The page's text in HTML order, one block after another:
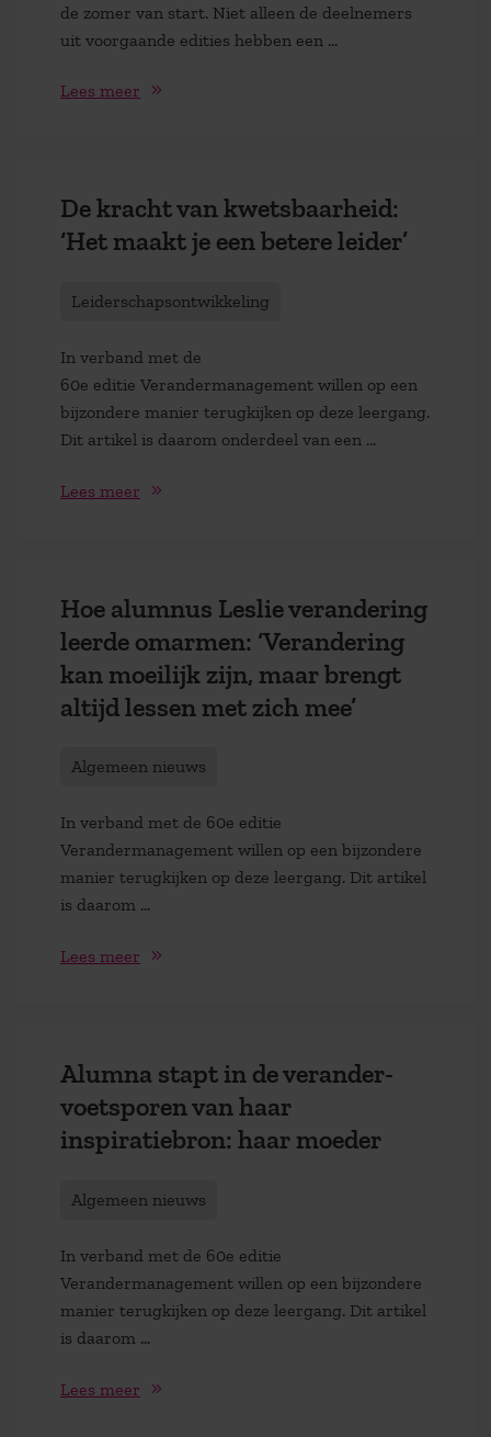
de zomer van start. Niet alleen de deelnemers
uit voorgaande edities hebben een …
Lees meer
De kracht van kwetsbaarheid:
‘Het maakt je een betere leider’
Leiderschapsontwikkeling
In verband met de
60e editie Verandermanagement willen op een
bijzondere manier terugkijken op deze leergang.
Dit artikel is daarom onderdeel van een …
Lees meer
Hoe alumnus Leslie verandering
leerde omarmen: ‘Verandering
kan moeilijk zijn, maar brengt
altijd lessen met zich mee’
Algemeen nieuws
In verband met de 60e editie
Verandermanagement willen op een bijzondere
manier terugkijken op deze leergang. Dit artikel
is daarom …
Lees meer
Alumna stapt in de verander-
voetsporen van haar
inspiratiebron: haar moeder
Algemeen nieuws
In verband met de 60e editie
Verandermanagement willen op een bijzondere
manier terugkijken op deze leergang. Dit artikel
is daarom …
Lees meer